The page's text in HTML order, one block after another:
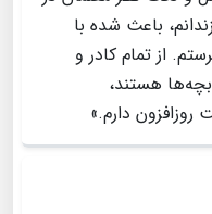
باعث شده با
از تمام کادر و
هستند،
روزافزون دارم.»